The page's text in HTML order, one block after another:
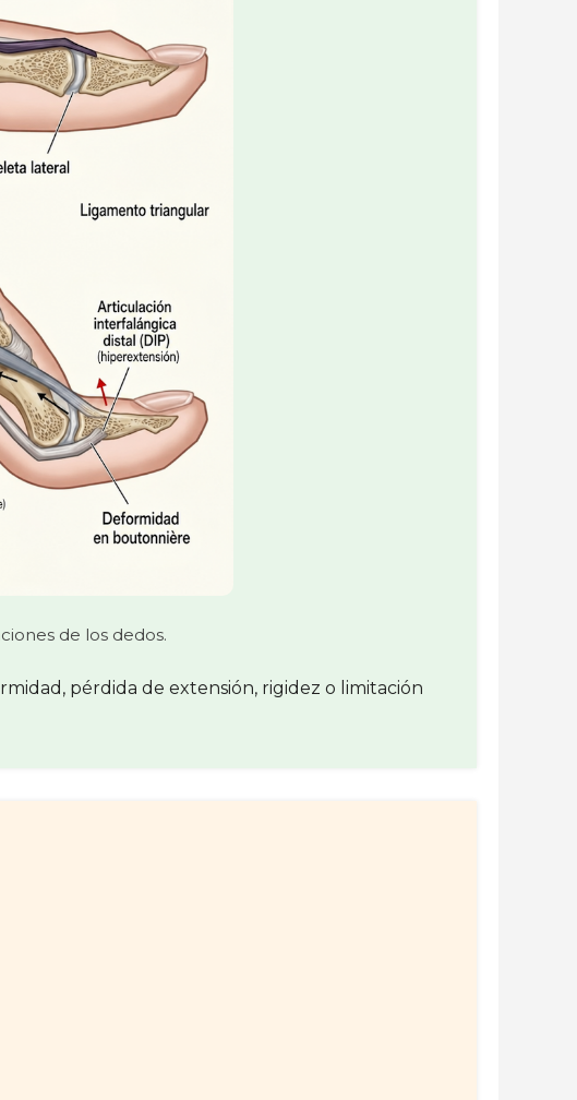
de los dedos.
pérdida de extensión, rigidez o limitación